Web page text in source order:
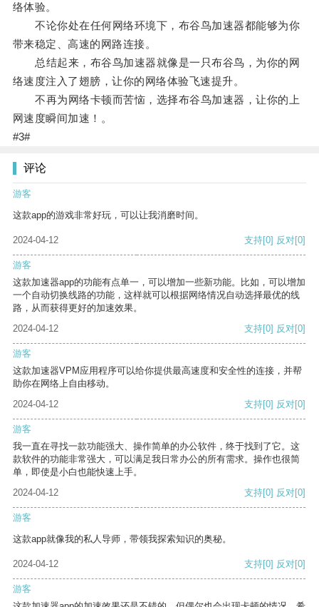
络体验。
不论你处在任何网络环境下，布谷鸟加速器都能够为你
带来稳定、高速的网路连接。
总结起来，布谷鸟加速器就像是一只布谷鸟，为你的网
络速度注入了翅膀，让你的网络体验飞速提升。
不再为网络卡顿而苦恼，选择布谷鸟加速器，让你的上
网速度瞬间加速！。
#3#
评论
游客
这款app的游戏非常好玩，可以让我消磨时间。
2024-04-12 支持[0] 反对[0]
游客
这款加速器app的功能有点单一，可以增加一些新功能。比如，可以增加
一个自动切换线路的功能，这样就可以根据网络情况自动选择最优的线
路，从而获得更好的加速效果。
2024-04-12
支持[0] 反对[0]
游客
这款加速器VPM应用程序可以给你提供最高速度和安全性的连接，并帮
助你在网络上自由移动。
2024-04-12
支持[0] 反对[0]
游客
我一直在寻找一款功能强大、操作简单的办公软件，终于找到了它。这
款软件的功能非常强大，可以满足我日常办公的所有需求。操作也很简
单，即使是小白也能快速上手。
2024-04-12
支持[0] 反对[0]
游客
这款app就像我的私人导师，带领我探索知识的奥秘。
2024-04-12 支持[0] 反对[0]
游客